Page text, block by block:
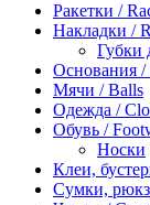
Ракетки /
Накладки /
Губки
Основания /
Мячи / Balls
Одежда /
Обувь /
Носки
Клеи,
Сумки,